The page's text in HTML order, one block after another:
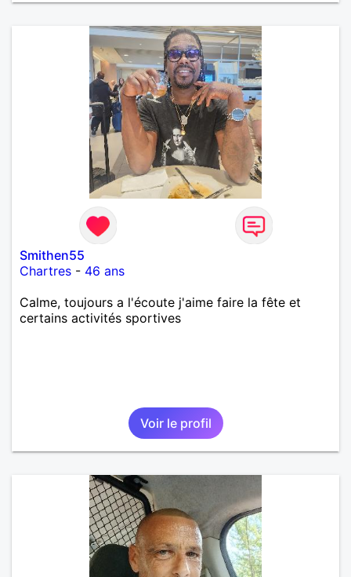
Smithen55
Chartres - 46 ans
Calme, toujours a l'écoute j'aime faire la fête et
certains activités sportives
Voir le profil